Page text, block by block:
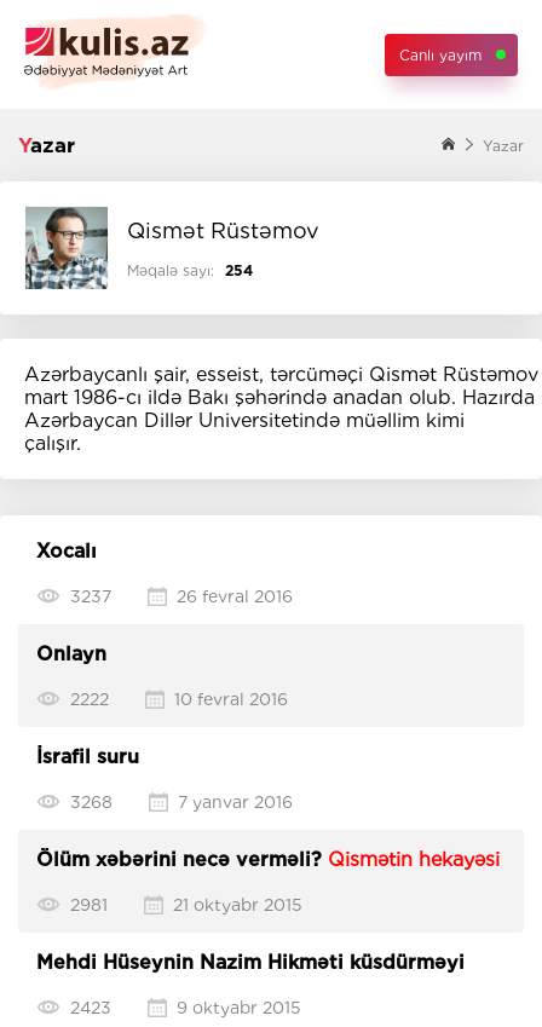
Canlı yayım
Yazar Yazar
Qismət Rüstəmov
Məqalə sayı: 254
Azərbaycanlı şair, esseist, tərcüməçi Qismət Rüstəmov
mart 1986-cı ildə Bakı şəhərində anadan olub. Hazırda
Azərbaycan Dillər Universitetində müəllim kimi
Xocalı
3237 26 fevral 2016
Onlayn
2222 10 fevral 2016
İsrafil suru
3268 7 yanvar 2016
Ölüm xəbərini necə verməli? Qismətin hekayəsi
2981 21 oktyabr 2015
Mehdi Hüseynin Nazim Hikməti küsdürməyi
2423 9 oktyabr 2015